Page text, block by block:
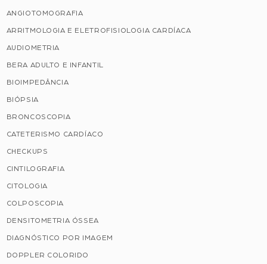
ANGIOTOMOGRAFIA
ARRITMOLOGIA E ELETROFISIOLOGIA CARDÍACA
AUDIOMETRIA
BERA ADULTO E INFANTIL
BIOIMPEDÂNCIA
BIÓPSIA
BRONCOSCOPIA
CATETERISMO CARDÍACO
CHECKUPS
CINTILOGRAFIA
CITOLOGIA
COLPOSCOPIA
DENSITOMETRIA ÓSSEA
DIAGNÓSTICO POR IMAGEM
DOPPLER COLORIDO